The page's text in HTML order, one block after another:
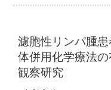
濾胞性リンパ腫
体併用化学療法
観察研究